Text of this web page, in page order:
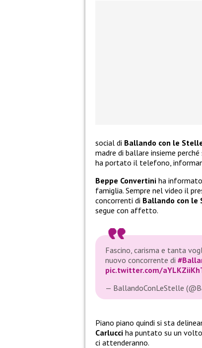
social di Ballando con le
madre di ballare insieme
ha portato il telefono,
Beppe Convertini ha
famiglia. Sempre nel video il
concorrenti di Ballando con le
segue con affetto.
Fascino, carisma e tanta
nuovo concorrente di
pic.twitter.com/
— BallandoConLeStelle
Piano piano quindi si sta
Carlucci ha puntato su un
ci attenderanno.